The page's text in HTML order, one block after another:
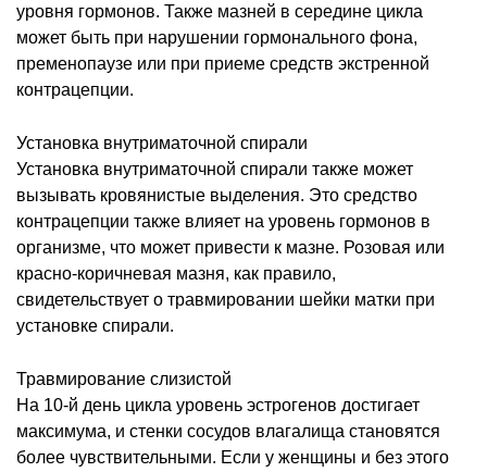
уровня гормонов. Также мазней в середине цикла
может быть при нарушении гормонального фона,
пременопаузе или при приеме средств экстренной
контрацепции.
Установка внутриматочной спирали
Установка внутриматочной спирали также может
вызывать кровянистые выделения. Это средство
контрацепции также влияет на уровень гормонов в
организме, что может привести к мазне. Розовая или
красно-коричневая мазня, как правило,
свидетельствует о травмировании шейки матки при
установке спирали.
Травмирование слизистой
На 10-й день цикла уровень эстрогенов достигает
максимума, и стенки сосудов влагалища становятся
более чувствительными. Если у женщины и без этого